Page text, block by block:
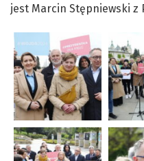
jest Marcin Stępniewski z